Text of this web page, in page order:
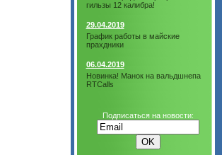
гильзы 12 калибра!
29.04.2019
График работы в майские
прахдники
06.04.2019
Новинка! Манок на вальдшнепа
RTCalls
Подписаться на новости: